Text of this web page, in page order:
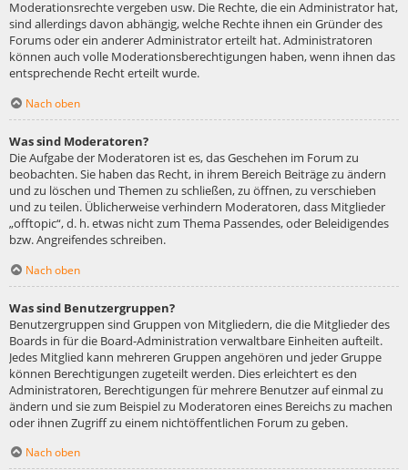
Moderationsrechte vergeben usw. Die Rechte, die ein Administrator hat,
sind allerdings davon abhängig, welche Rechte ihnen ein Gründer des
Forums oder ein anderer Administrator erteilt hat. Administratoren
können auch volle Moderationsberechtigungen haben, wenn ihnen das
entsprechende Recht erteilt wurde.
Nach oben
Was sind Moderatoren?
Die Aufgabe der Moderatoren ist es, das Geschehen im Forum zu
beobachten. Sie haben das Recht, in ihrem Bereich Beiträge zu ändern
und zu löschen und Themen zu schließen, zu öffnen, zu verschieben
und zu teilen. Üblicherweise verhindern Moderatoren, dass Mitglieder
„offtopic“, d. h. etwas nicht zum Thema Passendes, oder Beleidigendes
bzw. Angreifendes schreiben.
Nach oben
Was sind Benutzergruppen?
Benutzergruppen sind Gruppen von Mitgliedern, die die Mitglieder des
Boards in für die Board-Administration verwaltbare Einheiten aufteilt.
Jedes Mitglied kann mehreren Gruppen angehören und jeder Gruppe
können Berechtigungen zugeteilt werden. Dies erleichtert es den
Administratoren, Berechtigungen für mehrere Benutzer auf einmal zu
ändern und sie zum Beispiel zu Moderatoren eines Bereichs zu machen
oder ihnen Zugriff zu einem nichtöffentlichen Forum zu geben.
Nach oben